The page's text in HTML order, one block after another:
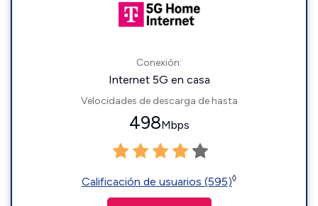
Conexión:
Internet 5G en casa
Velocidades de descarga de hasta
498Mbps
Calificación de usuarios (595)◊